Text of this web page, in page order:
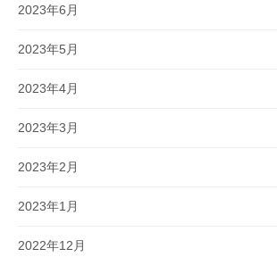
2023年6月
2023年5月
2023年4月
2023年3月
2023年2月
2023年1月
2022年12月